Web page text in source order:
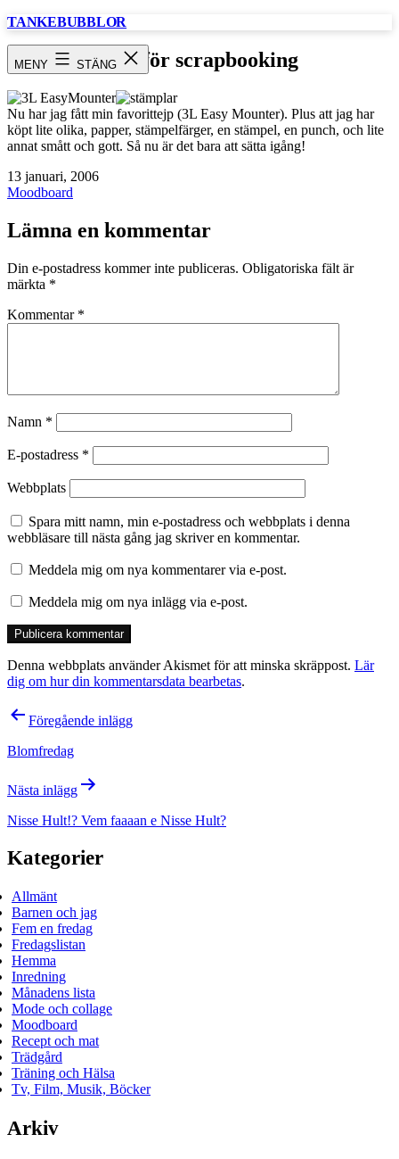
Hoppa
TANKEBUBBLOR
MENY STÄNGDax för scrapbooking
Nu har jag fått min favorittejp (3L Easy Mounter). Plus att jag har
köpt lite olika, papper, stämpelfärger, en stämpel, en punch, och lite
annat smått och gott. Så nu är det bara att sätta igång!
Publicerat
den
13 januari, 2006
Kategoriserat
Moodboard
Lämna en kommentar
Din e-postadress kommer inte publiceras. Obligatoriska fält är
märkta *
Kommentar *
Namn *
E-postadress *
Webbplats
Spara mitt namn, min e-postadress och webbplats i denna
webbläsare till nästa gång jag skriver en kommentar.
Meddela mig om nya kommentarer via e-post.
Meddela mig om nya inlägg via e-post.
Denna webbplats använder Akismet för att minska skräppost. Lär
dig om hur din kommentarsdata bearbetas.
Inläggsnavigering
Föregående inlägg
Blomfredag
Nästa inlägg
Nisse Hult!? Vem faaaan e Nisse Hult?
Kategorier
Allmänt
Barnen och jag
Fem en fredag
Fredagslistan
Hemma
Inredning
Månadens lista
Mode och collage
Moodboard
Recept och mat
Trädgård
Träning och Hälsa
Tv, Film, Musik, Böcker
Arkiv